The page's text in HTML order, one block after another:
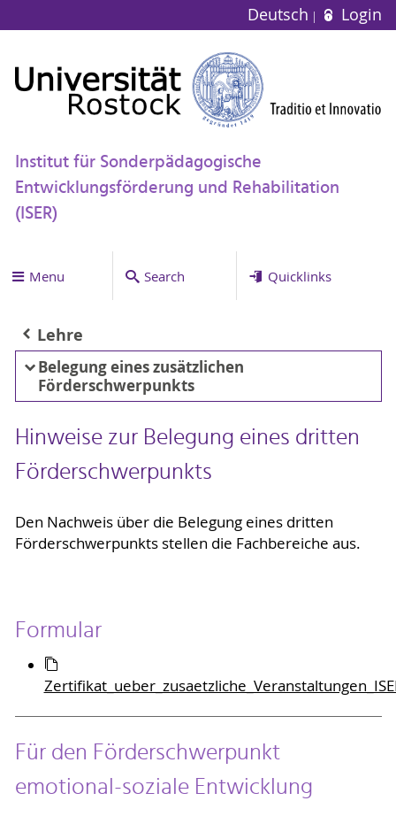
Deutsch Login
Institut für Sonderpädagogische
Entwicklungsförderung und Rehabilitation
(ISER)
Menu Search Quicklinks
Lehre
Belegung eines zusätzlichen
Förderschwerpunkts
Hinweise zur Belegung eines dritten
Förderschwerpunkts
Den Nachweis über die Belegung eines dritten
Förderschwerpunkts stellen die Fachbereiche aus.
Formular
Für den Förderschwerpunkt
emotional-soziale Entwicklung